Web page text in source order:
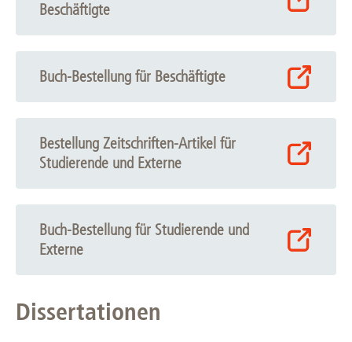
Beschäftigte
Buch-Bestellung für Beschäftigte
Bestellung Zeitschriften-Artikel für
Studierende und Externe
Buch-Bestellung für Studierende und
Externe
Dissertationen